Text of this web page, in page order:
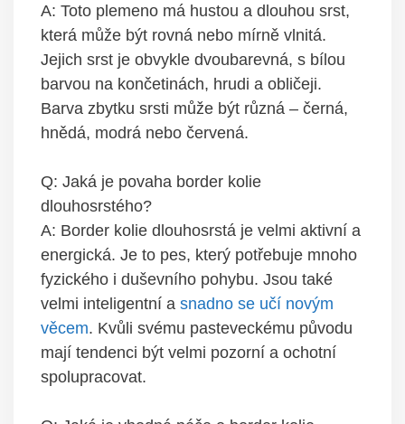
A: Toto plemeno má hustou a dlouhou srst,
která může být rovná nebo mírně vlnitá.
Jejich srst je obvykle dvoubarevná, s bílou
barvou na končetinách, hrudi a obličeji.
Barva zbytku srsti může být různá – černá,
hnědá, modrá nebo červená.
Q: Jaká je povaha border kolie
dlouhosrstého?
A: Border kolie dlouhosrstá je velmi aktivní a
energická. Je to pes, který potřebuje mnoho
fyzického i duševního pohybu. Jsou také
velmi inteligentní a snadno se učí novým
věcem. Kvůli svému pasteveckému původu
mají tendenci být velmi pozorní a ochotní
spolupracovat.